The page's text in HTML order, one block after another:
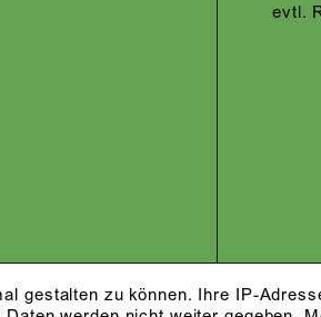
gestalten zu können. Ihre IP-
evtl.